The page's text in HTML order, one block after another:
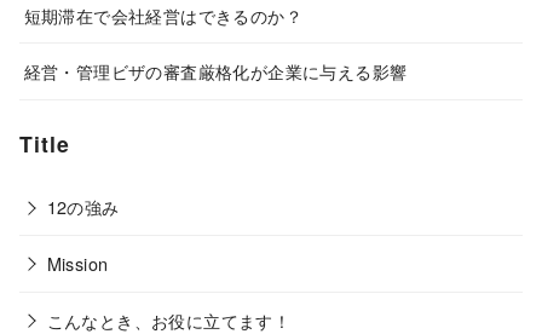
短期滞在で会社経営はできるのか？
経営・管理ビザの審査厳格化が企業に与える影響
Title
12の強み
Mission
こんなとき、お役に立てます！